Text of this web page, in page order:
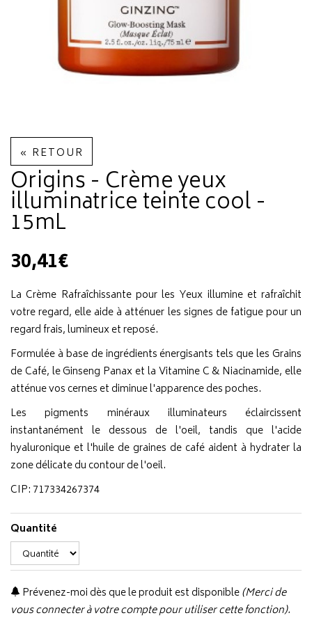
« RETOUR
Origins - Crème yeux
illuminatrice teinte cool -
15mL
30,41€
La Crème Rafraîchissante pour les Yeux illumine et rafraîchit
votre regard, elle aide à atténuer les signes de fatigue pour un
regard frais, lumineux et reposé.
Formulée à base de ingrédients énergisants tels que les Grains
de Café, le Ginseng Panax et la Vitamine C & Niacinamide, elle
atténue vos cernes et diminue l'apparence des poches.
Les pigments minéraux illuminateurs éclaircissent
instantanément le dessous de l'oeil, tandis que l'acide
hyaluronique et l'huile de graines de café aident à hydrater la
zone délicate du contour de l'oeil.
CIP: 717334267374
Quantité
Prévenez-moi dès que le produit est disponible(Merci de
vous connecter à votre compte pour utiliser cette fonction).